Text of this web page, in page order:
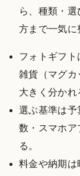
ら、種類・
方まで一気に
フォトギフ
雑貨（マグカ
大きく分かれ
選ぶ基準は予
数・スマホア
る。
料金や納期は